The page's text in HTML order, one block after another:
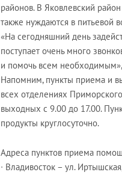
районов. В Яковлевский
также нуждаются в питьевой
«На сегодняшний день
поступает очень много
и помочь всем
Напомним, пункты приема и
всех отделениях
выходных с 9.00 до 17.00.
продукты круглосуточно.
Адреса пунктов приема
∙ Владивосток – ул.